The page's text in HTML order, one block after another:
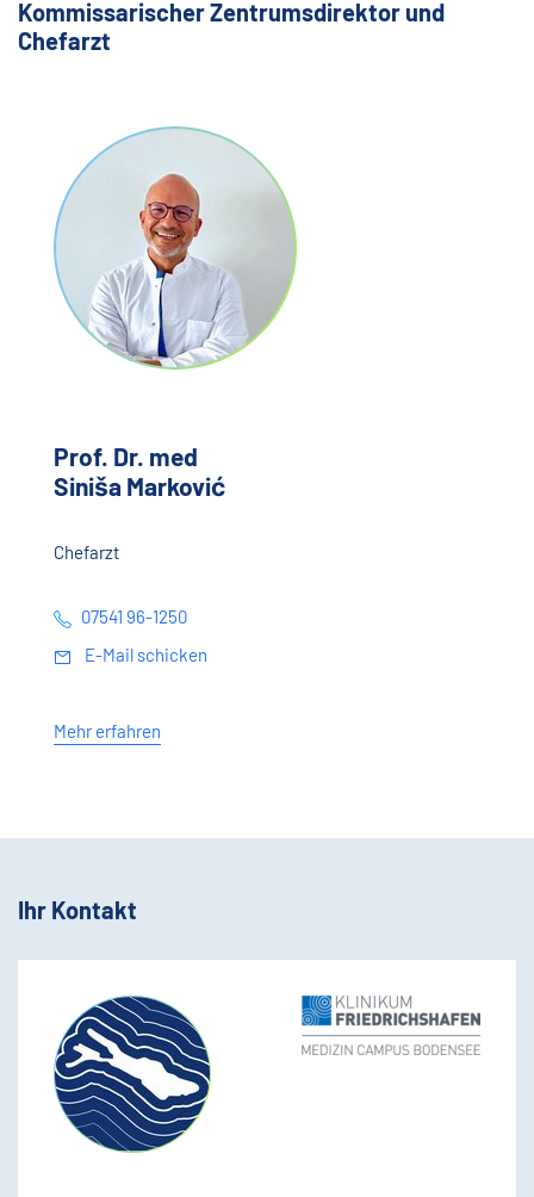
Kommissarischer Zentrumsdirektor und
Chefarzt
Prof. Dr. med
Siniša Marković
Chefarzt
07541 96-1250
E-Mail schicken
Mehr erfahren
Ihr Kontakt